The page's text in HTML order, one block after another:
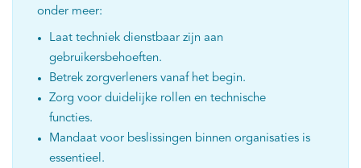
onder meer:
Laat techniek dienstbaar zijn aan
gebruikersbehoeften.
Betrek zorgverleners vanaf het begin.
Zorg voor duidelijke rollen en technische
functies.
Mandaat voor beslissingen binnen organisaties is
essentieel.